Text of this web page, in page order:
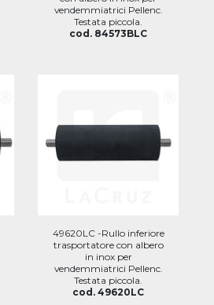
vendemmiatrici Pellenc.
Testata piccola.
cod. 84573BLC
49620LC -Rullo inferiore
trasportatore con albero
in inox per
vendemmiatrici Pellenc.
Testata piccola.
cod. 49620LC